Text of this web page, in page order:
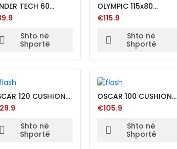
TECH 60
CUSHION
Shto në
Shportë
OLYMPIC 115x80
CUSHION BLACK
€115.9
Shto në
Shportë
120 CUSHION
Shto në
Shportë
OSCAR 100 CUSHION
BLUE
€105.9
Shto në
Shportë